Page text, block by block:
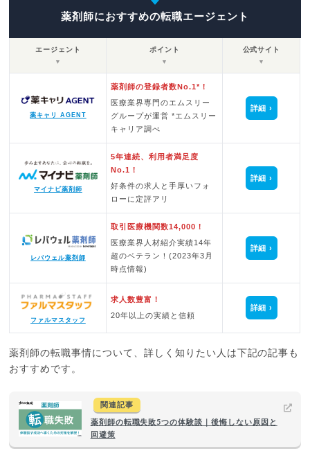
薬剤師におすすめの転職エージェント
エージェント
▼
ポイント
▼
公式サイト
▼
薬キャリ AGENT
薬剤師の登録者数No.1*！
医療業界専門のエムスリー
グループが運営 *エムスリー
キャリア調べ
詳細
マイナビ薬剤師
5年連続、利用者満足度
No.1！
好条件の求人と手厚いフォ
ローに定評アリ
詳細
レバウェル薬剤師
取引医療機関数14,000！
医療業界人材紹介実績14年
超のベテラン！(2023年3月
時点情報)
詳細
ファルマスタッフ
求人数豊富！
20年以上の実績と信頼
詳細
薬剤師の転職事情について、詳しく知りたい人は下記の記事も
おすすめです。
関連記事
薬剤師の転職失敗5つの体験談｜後悔しない原因と
回避策